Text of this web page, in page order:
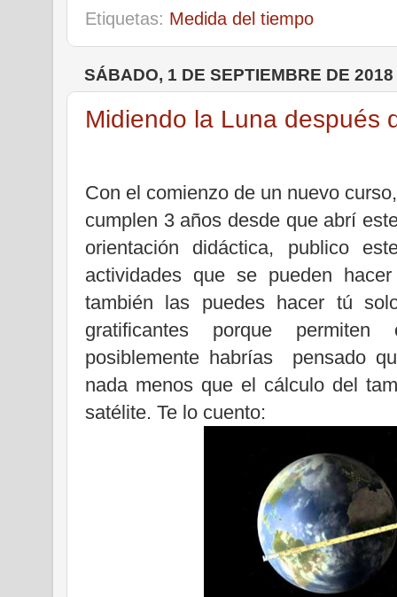
Etiquetas: Medida del tiempo
SÁBADO, 1 DE SEPTIEMBRE DE 2018
Midiendo la Luna después
Con el comienzo de un nuevo
cumplen 3 años desde que abrí
orientación didáctica, publico
actividades que se pueden
también las puedes hacer tú
gratificantes porque
posiblemente habrías
pensado
nada menos que el cálculo del
satélite. Te lo cuento: